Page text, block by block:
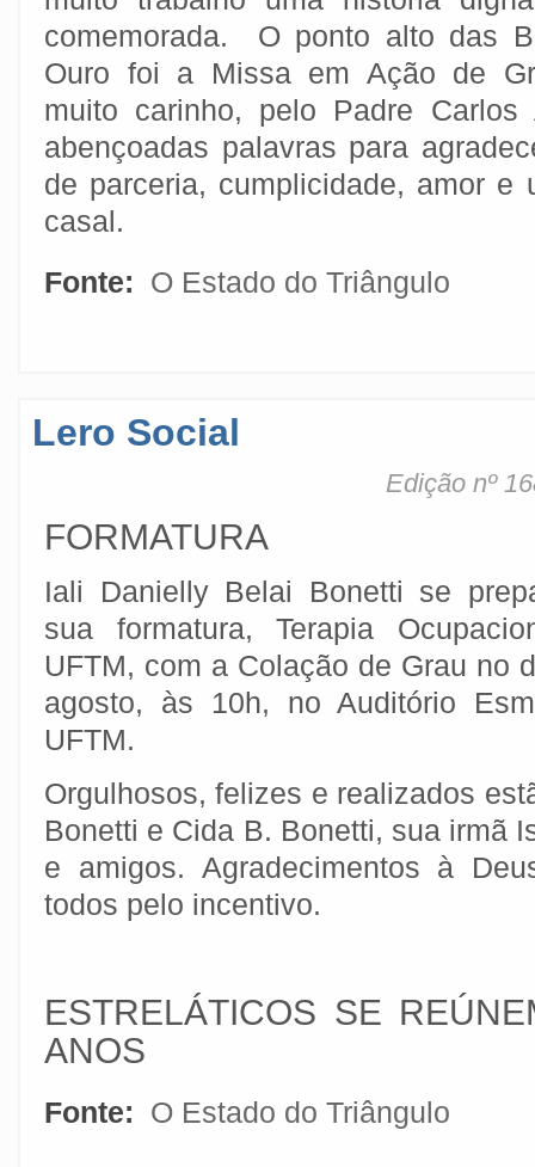
comemorada. O ponto alto das
Ouro foi a Missa em Ação de
muito carinho, pelo Padre
abençoadas palavras para
de parceria, cumplicidade, amor e
casal.
Fonte:
O Estado do Triângulo
Lero Social
Edição nº
FORMATURA
Iali Danielly Belai Bonetti se
sua formatura, Terapia
UFTM, com a Colação de Grau no
agosto, às 10h, no Auditório
UFTM.
Orgulhosos, felizes e realizados
Bonetti e Cida B. Bonetti, sua irmã
e amigos. Agradecimentos à
todos pelo incentivo.
ESTRELÁTICOS SE
ANOS
Fonte: O Estado do Triângulo